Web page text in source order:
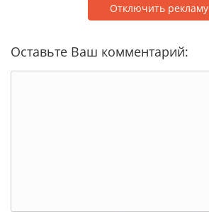
Отключить рекламу
Оставьте Ваш комментарий: